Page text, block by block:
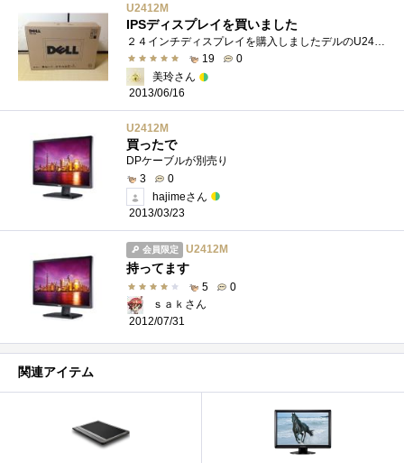
U2412M
IPSディスプレイを買いました
19
0
美玲さん
2013/06/16
U2412M
買ったで
DPケーブルが別売り
3
0
hajimeさん
2013/03/23
会員限定 U2412M
持ってます
5
0
ｓａｋさん
2012/07/31
関連アイテム